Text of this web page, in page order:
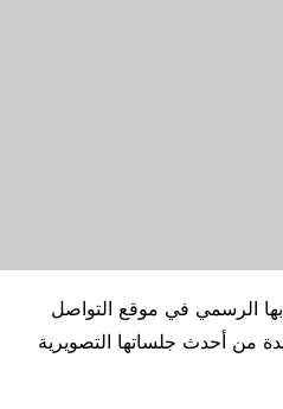
الرسمي في موقع التواصل
من أحدث جلساتها التصويرية